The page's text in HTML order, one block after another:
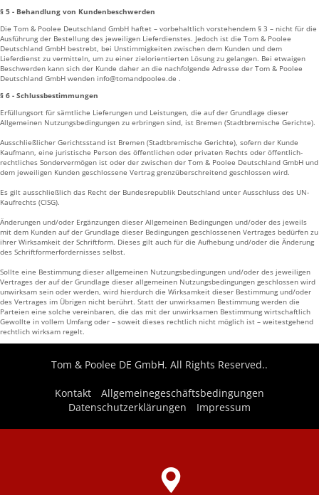
§ 5 - Behandlung von Kundenbeschwerden
Die Tom & Poolee Deutschland GmbH haftet – vorbehaltlich vorstehendem § 3 – nicht für die
Ausführung der Bestellung des jeweiligen Lieferdienstes. Jedoch ist die Tom & Poolee
Deutschland GmbH bestrebt, bei Unstimmigkeiten zwischen dem Kunden und dem
Lieferdienst zu vermitteln, um zu einer zielorientierten Lösung zu gelangen. Bei etwaigen
Beschwerden kann sich der Kunde daher an die nachfolgende Adresse der Tom & Poolee
Deutschland GmbH wenden info@tomandpoolee.de .
§ 6 - Schlussbestimmungen
Erfüllungsort für sämtliche Lieferungen und Leistungen, die auf der Grundlage dieser
Allgemeinen Nutzungsbedingungen zu erbringen sind, ist Bremen (Stadtbremische Gerichte).
Ausschließlicher Gerichtsstand ist Bremen (Stadtbremische Gerichte), sofern der Kunde
Kaufmann, eine juristische Person des öffentlichen oder privaten Rechts oder öffentlich-
rechtliches Sondervermögen ist oder der zwischen der Tom & Poolee Deutschland GmbH und
dem jeweiligen Kunden geschlossene Vertrag grenzüberschreitend geschlossen wird.
Es gilt ausschließlich das Recht der Bundesrepublik Deutschland unter Ausschluss des UN-
Kaufrechts (CISG).
Änderungen und/oder Ergänzungen dieser Allgemeinen Bedingungen und/oder des jeweils
mit dem Kunden auf der Grundlage dieser Bedingungen geschlossenen Vertrages bedürfen zu
ihrer Wirksamkeit der Schriftform. Dieses gilt auch für die Aufhebung und/oder die Änderung
des Schriftformerfordernisses selbst.
Sollte eine Bestimmung dieser allgemeinen Nutzungsbedingungen und/oder des jeweiligen
Vertrages der auf der Grundlage dieser allgemeinen Nutzungsbedingungen geschlossen wird
unwirksam sein oder werden, wird hierdurch die Wirksamkeit dieser Bestimmung und/oder
des Vertrages im Übrigen nicht berührt. Statt der unwirksamen Bestimmung werden die
Parteien eine solche vereinbaren, die das mit der unwirksamen Bestimmung wirtschaftlich
Gewollte in vollem Umfang oder – soweit dieses rechtlich nicht möglich ist – weitestgehend
rechtlich wirksam regelt.
Tom & Poolee DE GmbH. All Rights Reserved..
Kontakt
Allgemeinegeschäftsbedingungen
Datenschutzerklärungen
Impressum